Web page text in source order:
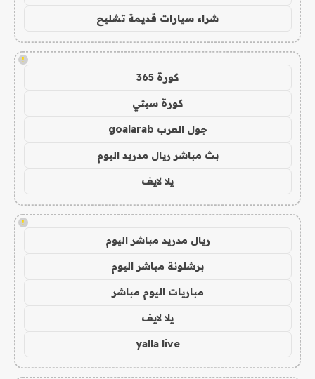
شراء سيارات قديمة تشليح
!
كورة 365
كورة سيتي
جول العرب goalarab
بث مباشر ريال مدريد اليوم
يلا لايف
!
ريال مدريد مباشر اليوم
برشلونة مباشر اليوم
مباريات اليوم مباشر
يلا لايف
yalla live